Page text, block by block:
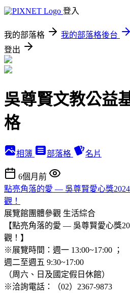
登入
我的部落格 我的部落格後台
登出
吳尊賢文教公益
格
相簿 部落格 名片
6個月前
點亮角落的愛 — 吳尊賢愛心獎
觀！
展覽館團體參觀 生活綜合
【點亮角落的愛 — 吳尊賢愛心獎
觀！】
※展覽時間：週一 13:00~17:00 ；
週二至週五 9:30~17:00
（周六、日及國定假日休館）
※洽詢電話：（02）2367-9873